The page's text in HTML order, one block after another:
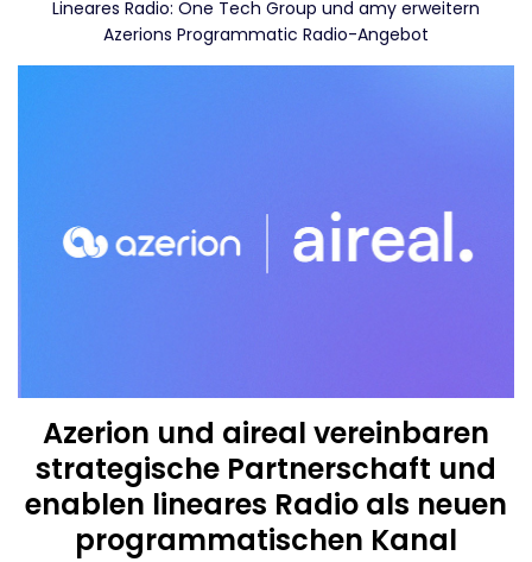
Lineares Radio: One Tech Group und amy erweitern
Azerions Programmatic Radio-Angebot
Azerion und aireal vereinbaren
strategische Partnerschaft und
enablen lineares Radio als neuen
programmatischen Kanal